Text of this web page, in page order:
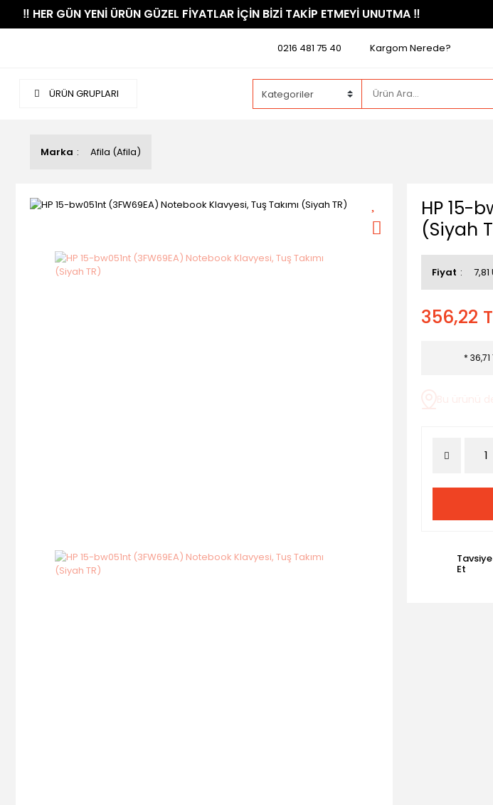
​‼️​ HER GÜN YENİ ÜRÜN GÜZEL FİYATLAR İÇİN BİZİ TAKİP ETMEYİ UNUTMA ​‼️​
0216 481 75 40 Kargom Nerede?
ÜRÜN GRUPLARI
Marka Afila (Afila)
HP 15-
(Siyah
Fiyat
356,22
*
Tavsiye
Et